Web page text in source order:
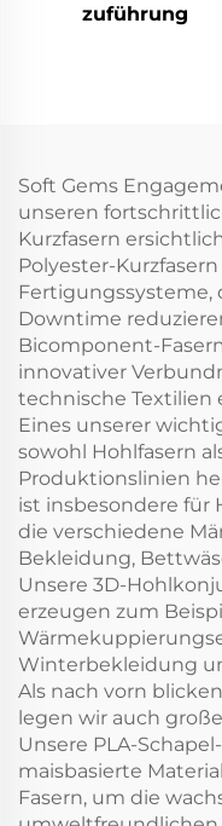
zuführung
Soft Gems
unseren
Kurzfasern
Polyester-
Fertigungssysteme,
Downtime
Bicomponent-
innovativer
technische Textilien
Eines unserer
sowohl Hohlfasern
Produktionslinien
ist insbesondere für
die verschiedene
Bekleidung,
Unsere 3D-
erzeugen zum
Winterbekleidung
Als nach vorn
legen wir auch
Unsere PLA-
maisbasierte
Fasern, um die